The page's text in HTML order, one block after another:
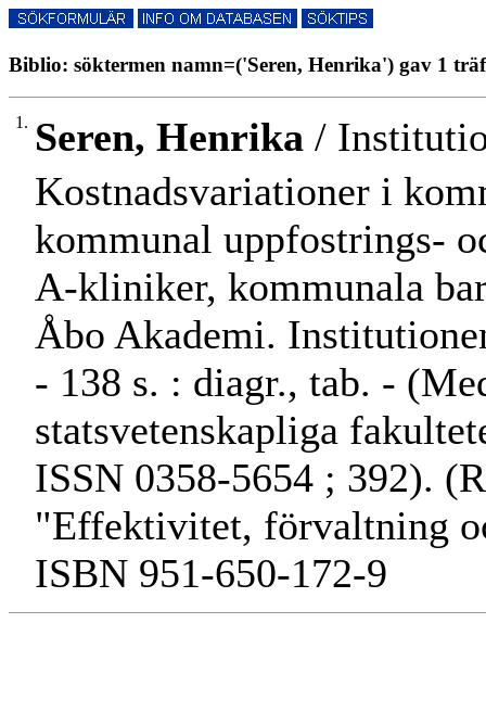
Biblio: söktermen namn=('Seren, Henrika') gav 1
1. Seren, Henrika /
Kostnadsvariationer i
kommunal uppfostrings-
A-kliniker, kommunala
Åbo Akademi.
- 138 s. : diagr., tab. -
statsvetenskapliga
ISSN 0358-5654 ; 392).
"Effektivitet, förvaltning
ISBN 951-650-172-9